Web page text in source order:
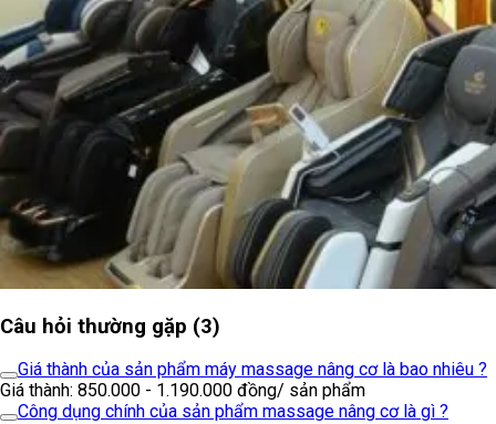
Câu hỏi thường gặp (3)
Giá thành của sản phẩm máy massage nâng cơ là bao nhiêu ?
Giá thành: 850.000 - 1.190.000 đồng/ sản phẩm
Công dụng chính của sản phẩm massage nâng cơ là gì ?